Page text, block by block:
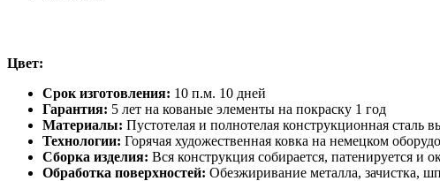
Цвет:
Срок изготовления: 10 п.м. 10 дней
Гарантия: 5 лет на кованые элементы на покраску 1 год
Материалы: Пустотелая и полнотелая конструкционная сталь
Технологии: Горячая художественная ковка на немецком
Сборка изделия: Вся конструкция собирается, патенируется и
Обработка поверхностей: Обезжиривание металла, зачистка,